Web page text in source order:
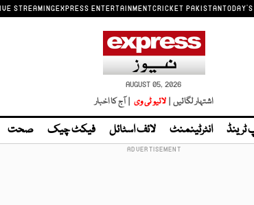
STREAMINGEXPRESS ENTERTAINMENTCRICKET PAKISTAN
AUGUST 05, 2026
اشتہار لگائیں | لائیو ٹی وی | آج کا اخبار
ٹرینڈ انٹرٹینمنٹ لائف اسٹائل فیکٹ چیک صحت